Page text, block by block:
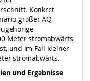
Konkret
großer AQ-
Meter stromabwärts
und im Fall kleiner
stromabwärts.
und Ergebnisse